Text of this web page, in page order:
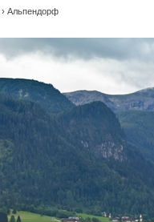
› Альпендорф